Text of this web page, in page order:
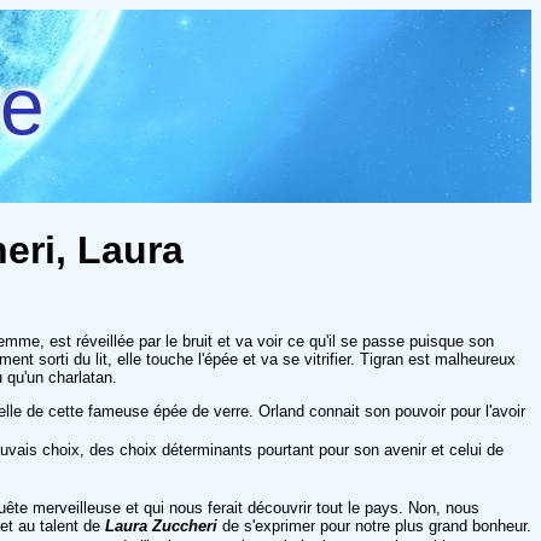
Laura
est réveillée par le bruit et va voir ce qu'il se passe puisque son
sorti du lit, elle touche l'épée et va se vitrifier. Tigran est malheureux
charlatan.
de cette fameuse épée de verre. Orland connait son pouvoir pour l'avoir
choix, des choix déterminants pourtant pour son avenir et celui de
merveilleuse et qui nous ferait découvrir tout le pays. Non, nous
au talent de Laura Zuccheri de s'exprimer pour notre plus grand bonheur.